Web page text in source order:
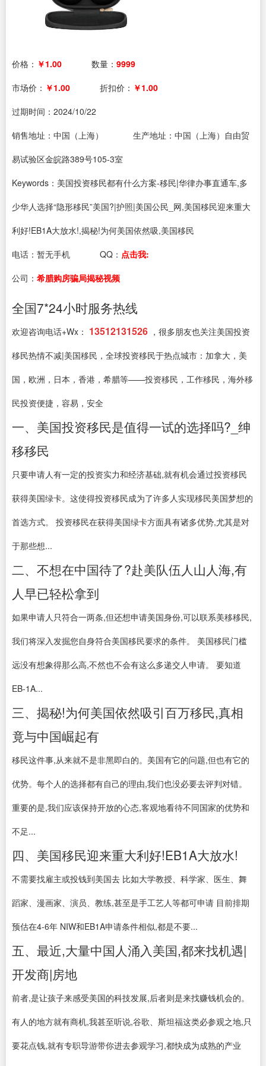
价格： ￥1.00 数量： 9999
市场价： ￥1.00 折扣价： ￥1.00
过期时间： 2024/10/22
销售地址：中国（上海）
生产地址：中国（上海）自由贸
易试验区金皖路389号105-3室
Keywords：美国投资移民都有什么方案-移民|华律办事直通车,多
少华人选择“隐形移民”美国?|护照|美国公民_网,美国移民迎来重大
利好!EB1A大放水!,揭秘!为何美国依然吸,美国移民
电话： 暂无手机 QQ： 点击我:
公司： 希腊购房骗局揭秘视频
全国7*24小时服务热线
欢迎咨询电话+Wx： 13512131526 ，很多朋友也关注美国投资
移民热情不减|美国移民，全球投资移民于热点城市：加拿大，美
国，欧洲，日本，香港，希腊等——投资移民，工作移民，海外移
民投资便捷，容易，安全
一、美国投资移民是值得一试的选择吗?_绅
移移民
只要申请人有一定的投资实力和经济基础,就有机会通过投资移民
获得美国绿卡。这使得投资移民成为了许多人实现移民美国梦想的
首选方式。 投资移民在获得美国绿卡方面具有诸多优势,尤其是对
于那些想...
二、不想在中国待了?赴美队伍人山人海,有
人早已轻松拿到
如果申请人只符合一两条,但还想申请美国身份,可以联系美移移民,
我们将深入发掘您自身符合美国移民要求的条件。 美国移民门槛
远没有想象得那么高,不然也不会有这么多递交人申请。 要知道
EB-1A...
三、揭秘!为何美国依然吸引百万移民,真相
竟与中国崛起有
移民这件事,从来就不是非黑即白的。美国有它的问题,但也有它的
优势。每个人的选择都有自己的理由,我们也没必要去评判对错。
重要的是,我们应该保持开放的心态,客观地看待不同国家的优势和
不足...
四、美国移民迎来重大利好!EB1A大放水!
不需要找雇主或投钱到美国去 比如大学教授、科学家、医生、舞
蹈家、漫画家、演员、教练,甚至是手工艺人等都可申请 目前排期
预估在4-6年 NIW和EB1A申请条件相似,都是不要...
五、最近,大量中国人涌入美国,都来找机遇|
开发商|房地
前者,是让孩子来感受美国的科技发展,后者则是来找赚钱机会的。
有人的地方就有商机,我甚至听说,谷歌、斯坦福这类必参观之地,只
要花点钱,就有专职导游带你进去参观学习,都快成为成熟的产业